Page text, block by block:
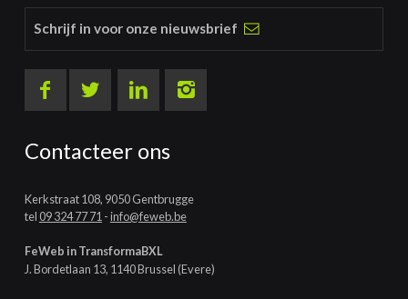
Schrijf in voor onze nieuwsbrief
Contacteer ons
Kerkstraat 108, 9050 Gentbrugge
tel09 324 77 71 -info@feweb.be
FeWeb in TransformaBXL
J. Bordetlaan 13, 1140 Brussel (Evere)